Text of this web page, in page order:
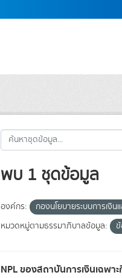
พบ 1 ชุดข้อมูล
องค์กร: กองนโยบายระบบการเงิน
หมวดหมู่ตามธรรมาภิบาลข้อมูล:
NPL ของสถาบันการเงินเฉพา